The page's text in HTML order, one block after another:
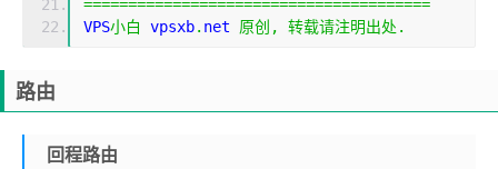
=======================================
VPS小白 vpsxb. net 原创, 转载请注明出处.
路由
回程路由